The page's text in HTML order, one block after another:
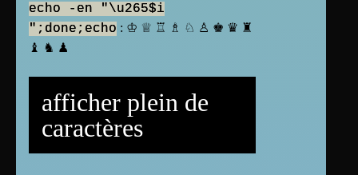
echo -en "\u265$i
";done;echo : ♔ ♕ ♖ ♗ ♘ ♙ ♚ ♛ ♜
♝ ♞ ♟
afficher plein de
caractères